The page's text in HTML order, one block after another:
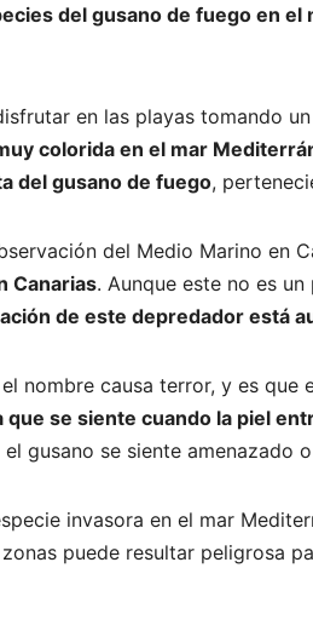
del gusano de fuego en
en las playas tomando
colorida en el mar
del gusano de fuego,
del Medio Marino en
Canarias. Aunque este no es
de este depredador está
nombre causa terror, y es
se siente cuando la piel
gusano se siente
invasora en el mar
puede resultar peligrosa